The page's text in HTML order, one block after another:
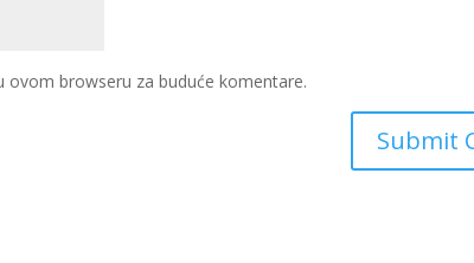
ovom browseru za buduće komentare.